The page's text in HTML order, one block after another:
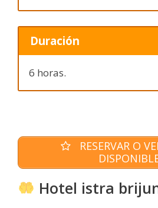
Duración
6 horas.
RESERVAR O
Hotel istra